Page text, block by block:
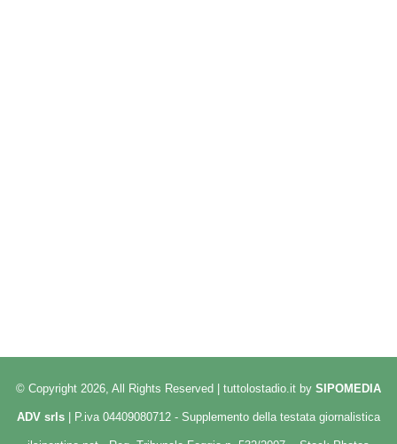
© Copyright 2026, All Rights Reserved | tuttolostadio.it by SIPOMEDIA
ADV srls | P.iva 04409080712 - Supplemento della testata giornalistica